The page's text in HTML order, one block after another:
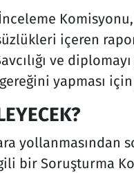
içeren
ve
yapması
yollanmasından
bir Soruşturma